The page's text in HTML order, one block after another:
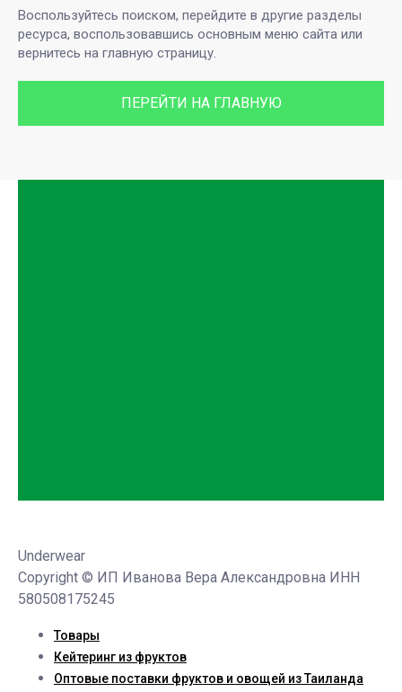
Воспользуйтесь поиском, перейдите в другие разделы
ресурса, воспользовавшись основным меню сайта или
вернитесь на главную страницу.
ПЕРЕЙТИ НА ГЛАВНУЮ
Underwear
Copyright © ИП Иванова Вера Александровна ИНН
580508175245
Товары
Кейтеринг из фруктов
Оптовые поставки фруктов и овощей из Таиланда